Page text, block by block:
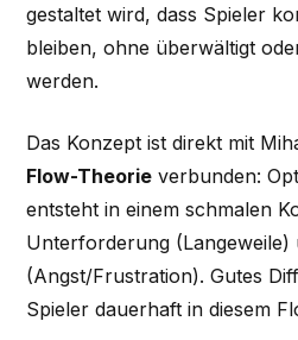
gestaltet wird, dass Spieler
bleiben, ohne überwältigt
werden.
Das Konzept ist direkt mit
Flow-Theorie verbunden:
entsteht in einem schmalen
Unterforderung
(Angst/Frustration). Gutes
Spieler dauerhaft in diesem